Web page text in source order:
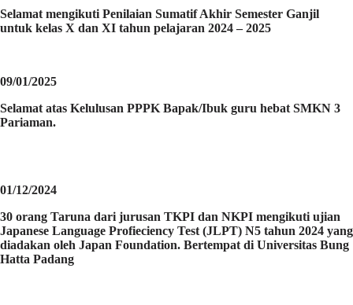
Selamat mengikuti Penilaian Sumatif Akhir Semester Ganjil
untuk kelas X dan XI tahun pelajaran 2024 – 2025
09/01/2025
Selamat atas Kelulusan PPPK Bapak/Ibuk guru hebat SMKN 3
Pariaman.
01/12/2024
30 orang Taruna dari jurusan TKPI dan NKPI mengikuti ujian
Japanese Language Profieciency Test (JLPT) N5 tahun 2024 yang
diadakan oleh Japan Foundation. Bertempat di Universitas Bung
Hatta Padang